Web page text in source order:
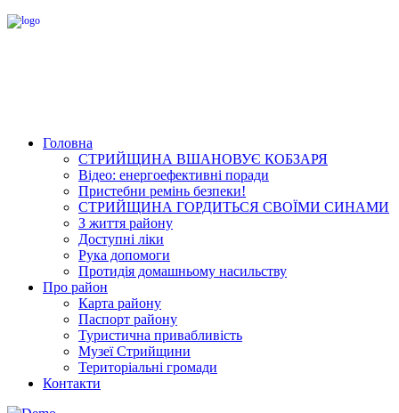
Головна
СТРИЙЩИНА ВШАНОВУЄ КОБЗАРЯ
Відео: енергоефективні поради
Пристебни ремінь безпеки!
СТРИЙЩИНА ГОРДИТЬСЯ СВОЇМИ СИНАМИ
З життя району
Доступні ліки
Рука допомоги
Протидія домашньому насильству
Про район
Карта району
Паспорт району
Туристична привабливість
Музеї Стрийщини
Територіальні громади
Контакти